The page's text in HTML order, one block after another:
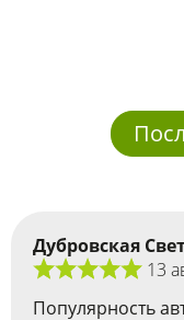
Дубровская
13
Популярность